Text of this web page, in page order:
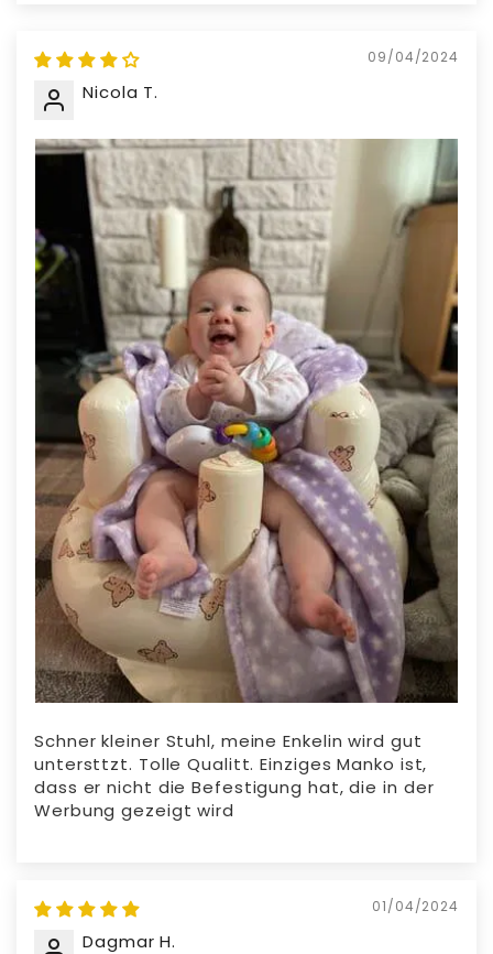
09/04/2024
Nicola T.
Schner kleiner Stuhl, meine Enkelin wird gut
untersttzt. Tolle Qualitt. Einziges Manko ist,
dass er nicht die Befestigung hat, die in der
Werbung gezeigt wird
01/04/2024
Dagmar H.